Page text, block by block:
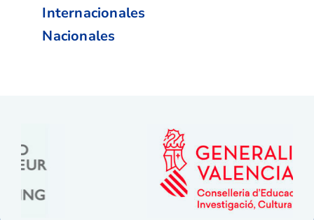
Internacionales
Nacionales